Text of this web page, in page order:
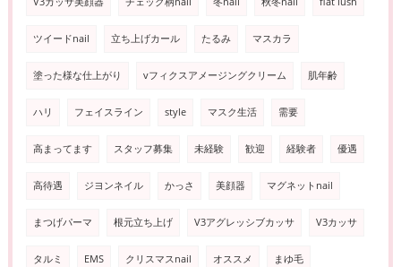
ツイードnail 立ち上げカール たるみ マスカラ
塗った様な仕上がり vフィクスアメージングクリーム 肌年齢
ハリ フェイスライン style マスク生活 需要
高まってます スタッフ募集 未経験 歓迎 経験者 優遇
高待遇 ジヨンネイル かっさ 美顔器 マグネットnail
まつげパーマ 根元立ち上げ V3アグレッシブカッサ V3カッサ
タルミ EMS クリスマスnail オススメ まゆ毛